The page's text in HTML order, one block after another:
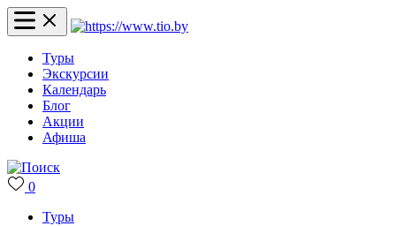
Туры
Экскурсии
Календарь
Блог
Акции
Афиша
0
Туры